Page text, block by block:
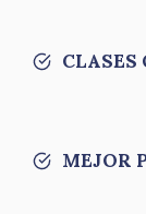
CLASES
MEJOR